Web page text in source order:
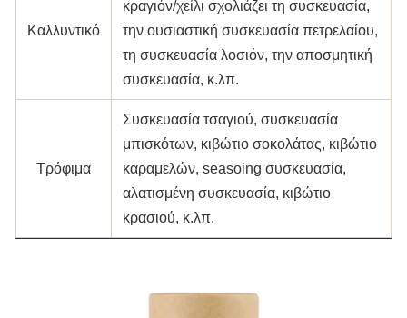
Καλλυντικό
κραγιόν/χείλι σχολιάζει τη συσκευασία,
την ουσιαστική συσκευασία πετρελαίου,
τη συσκευασία λοσιόν, την αποσμητική
συσκευασία, κ.λπ.
Τρόφιμα
Συσκευασία τσαγιού, συσκευασία
μπισκότων, κιβώτιο σοκολάτας, κιβώτιο
καραμελών, seasoing συσκευασία,
αλατισμένη συσκευασία, κιβώτιο
κρασιού, κ.λπ.